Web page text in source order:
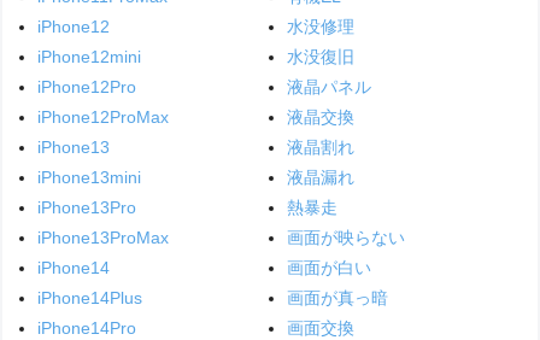
iPhone12
iPhone12mini
iPhone12Pro
iPhone12ProMax
iPhone13
iPhone13mini
iPhone13Pro
iPhone13ProMax
iPhone14
iPhone14Plus
iPhone14Pro
水没修理
水没復旧
液晶パネル
液晶交換
液晶割れ
液晶漏れ
熱暴走
画面が映らない
画面が白い
画面が真っ暗
画面交換